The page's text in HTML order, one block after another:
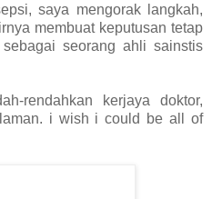
saya mengorak langkah,
membuat keputusan tetap
seorang ahli sainstis
rendahkan kerjaya doktor,
i wish i could be all of